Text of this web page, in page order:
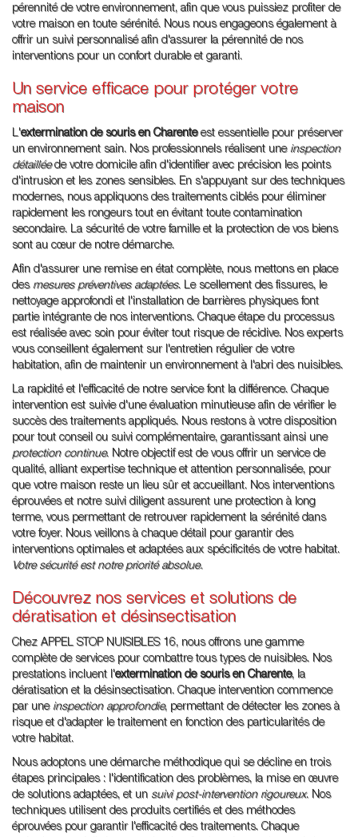
pérennité de votre environnement, afin que vous puissiez profiter de
votre maison en toute sérénité. Nous nous engageons également à
offrir un suivi personnalisé afin d'assurer la pérennité de nos
interventions pour un confort durable et garanti.
Un service efficace pour protéger votre
maison
L'extermination de souris en Charenteest essentielle pour préserver
un environnement sain. Nos professionnels réalisent une inspection
détailléede votre domicile afin d'identifier avec précision les points
d'intrusion et les zones sensibles. En s'appuyant sur des techniques
modernes, nous appliquons des traitements ciblés pour éliminer
rapidement les rongeurs tout en évitant toute contamination
secondaire. La sécurité de votre famille et la protection de vos biens
sont au cœur de notre démarche.
Afin d'assurer une remise en état complète, nous mettons en place
des mesures préventives adaptées. Le scellement des fissures, le
nettoyage approfondi et l'installation de barrières physiques font
partie intégrante de nos interventions. Chaque étape du processus
est réalisée avec soin pour éviter tout risque de récidive. Nos experts
vous conseillent également sur l'entretien régulier de votre
habitation, afin de maintenir un environnement à l'abri des nuisibles.
La rapidité et l'efficacité de notre service font la différence. Chaque
intervention est suivie d'une évaluation minutieuse afin de vérifier le
succès des traitements appliqués. Nous restons à votre disposition
pour tout conseil ou suivi complémentaire, garantissant ainsi une
protection continue. Notre objectif est de vous offrir un service de
qualité, alliant expertise technique et attention personnalisée, pour
que votre maison reste un lieu sûr et accueillant. Nos interventions
éprouvées et notre suivi diligent assurent une protection à long
terme, vous permettant de retrouver rapidement la sérénité dans
votre foyer. Nous veillons à chaque détail pour garantir des
interventions optimales et adaptées aux spécificités de votre habitat.
Votre sécurité est notre priorité absolue.
Découvrez nos services et solutions de
dératisation et désinsectisation
Chez APPEL STOP NUISIBLES 16, nous offrons une gamme
complète de services pour combattre tous types de nuisibles. Nos
prestations incluent l'extermination de souris en Charente, la
dératisation et la désinsectisation. Chaque intervention commence
par une inspection approfondie, permettant de détecter les zones à
risque et d'adapter le traitement en fonction des particularités de
votre habitat.
Nous adoptons une démarche méthodique qui se décline en trois
étapes principales : l'identification des problèmes, la mise en œuvre
de solutions adaptées, et un suivi post-intervention rigoureux. Nos
techniques utilisent des produits certifiés et des méthodes
éprouvées pour garantir l'efficacité des traitements. Chaque